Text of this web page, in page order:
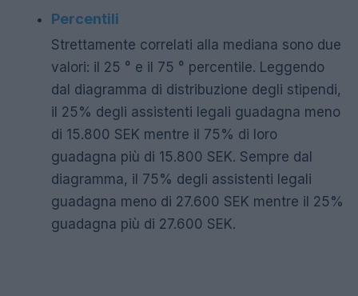
Percentili
Strettamente correlati alla mediana sono due
valori: il 25 ° e il 75 ° percentile. Leggendo
dal diagramma di distribuzione degli stipendi,
il 25% degli assistenti legali guadagna meno
di 15.800 SEK mentre il 75% di loro
guadagna più di 15.800 SEK. Sempre dal
diagramma, il 75% degli assistenti legali
guadagna meno di 27.600 SEK mentre il 25%
guadagna più di 27.600 SEK.